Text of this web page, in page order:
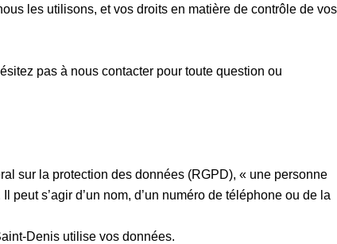
les utilisons, et vos droits en matière de contrôle de vos
pas à nous contacter pour toute question ou
sur la protection des données (RGPD), « une personne
s’agir d’un nom, d’un numéro de téléphone ou de la
Denis utilise vos données.